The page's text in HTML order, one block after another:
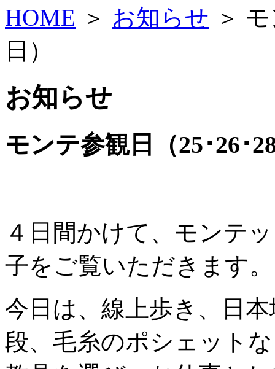
HOME ＞ お知らせ ＞
日）
お知らせ
モンテ参観日（25･26･
４日間かけて、モンテ
子をご覧いただきます。
今日は、線上歩き、日
段、毛糸のポシェット